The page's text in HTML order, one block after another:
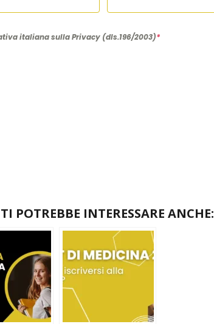
italiana sulla Privacy (dls.196/2003)*
TI POTREBBE INTERESSARE ANCHE: